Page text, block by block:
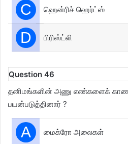
C ஹென்ரிச் ஹெர்ட்ஸ்
D பிரிஸ்ட்லி
Question 46
தனிமங்களின் அணு எண்களைக்
பயன்படுத்தினார் ?
A மைக்ரோ அலைகள்